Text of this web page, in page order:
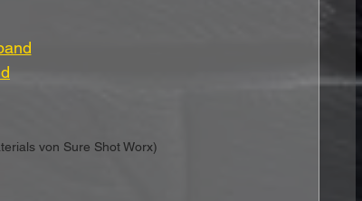
von Sure Shot Worx)